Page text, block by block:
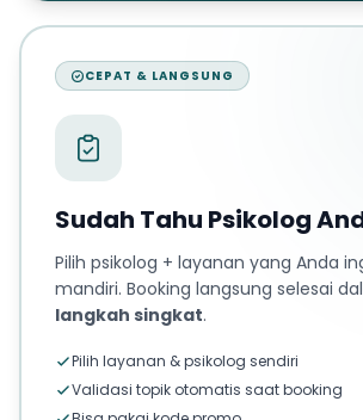
CEPAT & LANGSUNG
Sudah Tahu Psikolog
Pilih psikolog + layanan yang Anda
mandiri. Booking langsung selesai
langkah singkat.
Pilih layanan & psikolog sendiri
Validasi topik otomatis saat booking